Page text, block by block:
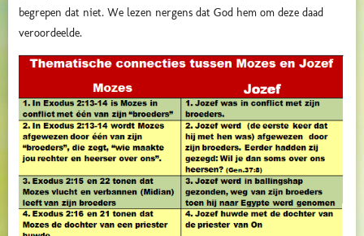
begrepen dat niet. We lezen nergens dat God hem om deze daad
veroordeelde.